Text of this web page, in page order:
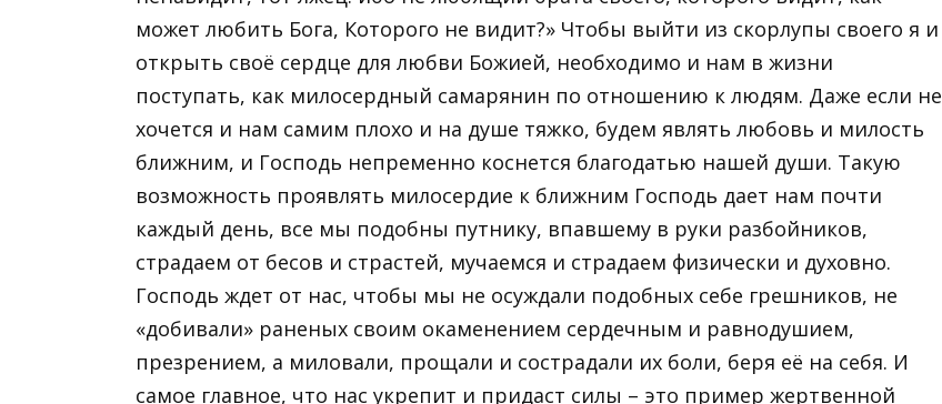
может любить Бога, Которого не видит?» Чтобы выйти из скорлупы своего я и
открыть своё сердце для любви Божией, необходимо и нам в жизни
поступать, как милосердный самарянин по отношению к людям. Даже если не
хочется и нам самим плохо и на душе тяжко, будем являть любовь и милость
ближним, и Господь непременно коснется благодатью нашей души. Такую
возможность проявлять милосердие к ближним Господь дает нам почти
каждый день, все мы подобны путнику, впавшему в руки разбойников,
страдаем от бесов и страстей, мучаемся и страдаем физически и духовно.
Господь ждет от нас, чтобы мы не осуждали подобных себе грешников, не
«добивали» раненых своим окаменением сердечным и равнодушием,
презрением, а миловали, прощали и сострадали их боли, беря её на себя. И
самое главное, что нас укрепит и придаст силы – это пример жертвенной